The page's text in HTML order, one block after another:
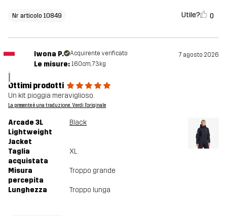
Nr articolo 10849 Utile? 0
I
Iwona P. Acquirente verificato 7 agosto 2026
Le misure: 160cm, 73kg
Ottimi prodotti
Un kit pioggia meraviglioso.
La presente è una traduzione. Verdi l'originale
Arcade 3L
Lightweight
Jacket
Black
Taglia
acquistata
XL
Misura
percepita
Troppo grande
Lunghezza Troppo lunga